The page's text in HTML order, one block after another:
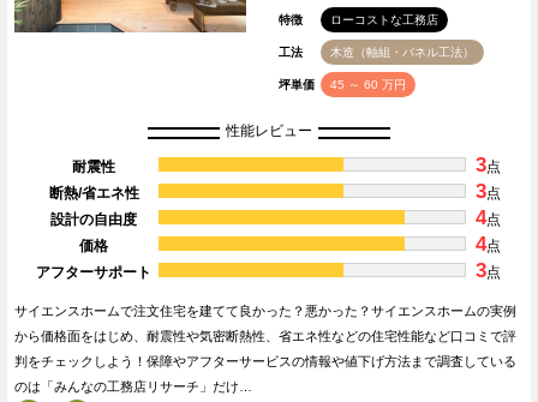
特徴 ローコストな工務店
工法 木造（軸組・パネル工法）
坪単価 45 ～ 60 万円
性能レビュー
耐震性 3点
断熱/省エネ性
3点
設計の自由度
4点
価格
4点
アフターサポート
3点
サイエンスホームで注文住宅を建てて良かった？悪かった？サイエンスホームの実例
から価格面をはじめ、耐震性や気密断熱性、省エネ性などの住宅性能など口コミで評
判をチェックしよう！保障やアフターサービスの情報や値下げ方法まで調査している
のは「みんなの工務店リサーチ」だけ…